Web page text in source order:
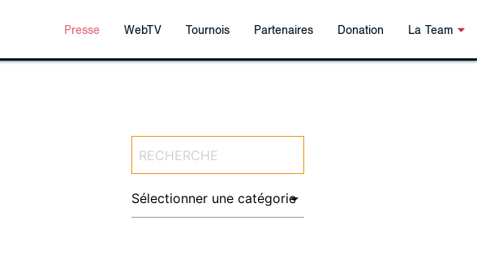
Presse WebTV Tournois Partenaires Donation La Team